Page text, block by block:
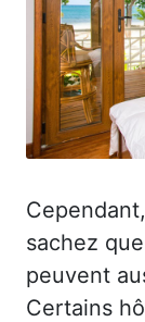
sachez
peuvent
Certains